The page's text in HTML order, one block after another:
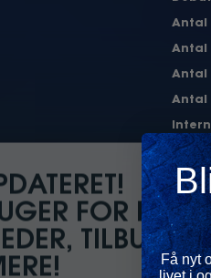
Antal
Antal
Antal
Antal
for
FOR DE
TILBUD
Få nyt